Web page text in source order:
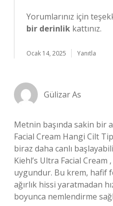
Yorumlarınız için
bir derinlik kattınız.
Ocak 14, 2025 Yanıtla
Gülizar As
Metnin başında sakin bir
Facial Cream Hangi Cilt
biraz daha canlı
Kiehl’s Ultra Facial
uygundur. Bu krem, hafif
ağırlık hissi yaratmadan
boyunca nemlendirme